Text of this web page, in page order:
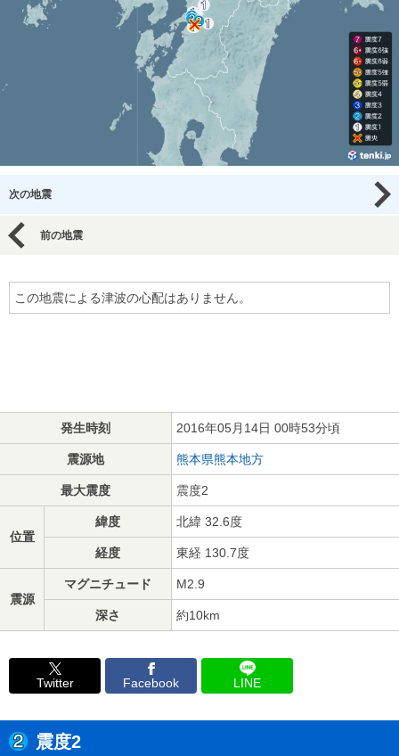
次の地震
前の地震
この地震による津波の心配はありません。
発生時刻 2016年05月14日 00時53分頃
震源地 熊本県熊本地方
最大震度 震度2
位置
緯度 北緯 32.6度
経度 東経 130.7度
震源
マグニチュード M2.9
深さ 約10km
Twitter Facebook LINE
震度2